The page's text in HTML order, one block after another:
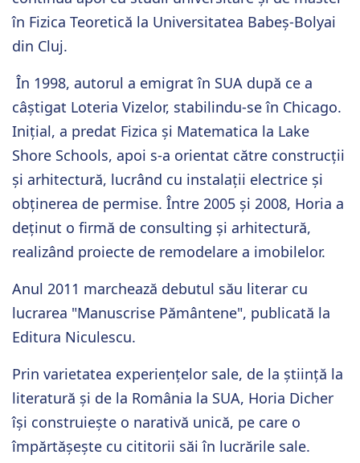
în Fizica Teoretică la Universitatea Babeș-Bolyai
din Cluj.
În 1998, autorul a emigrat în SUA după ce a
câștigat Loteria Vizelor, stabilindu-se în Chicago.
Inițial, a predat Fizica și Matematica la Lake
Shore Schools, apoi s-a orientat către construcții
și arhitectură, lucrând cu instalații electrice și
obținerea de permise. Între 2005 și 2008, Horia a
deținut o firmă de consulting și arhitectură,
realizând proiecte de remodelare a imobilelor.
Anul 2011 marchează debutul său literar cu
lucrarea "Manuscrise Pământene", publicată la
Editura Niculescu.
Prin varietatea experiențelor sale, de la știință la
literatură și de la România la SUA, Horia Dicher
își construiește o narativă unică, pe care o
împărtășește cu cititorii săi în lucrările sale.